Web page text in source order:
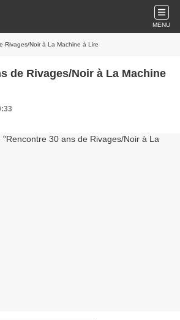
MENU
Rivages/Noir à La Machine à Lire
de Rivages/Noir à La Machine